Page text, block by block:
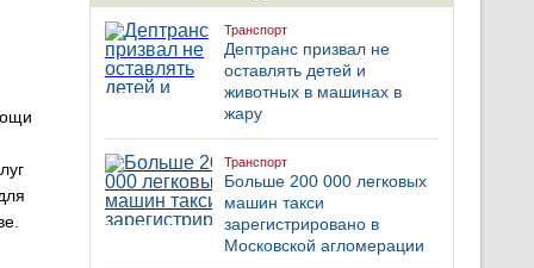
Транспорт
Дептранс призвал не
оставлять детей и
животных в машинах в
жару
Транспорт
Больше 200 000 легковых
машин такси
зарегистрировано в
Московской агломерации